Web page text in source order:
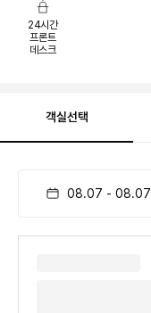
24시간
프론트
데스크
객실선택
08.07 - 08.07